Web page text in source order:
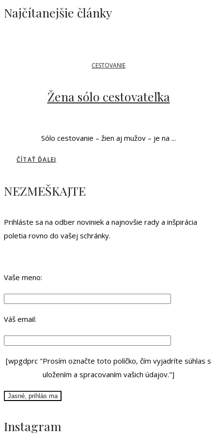
Najčítanejšie články
CESTOVANIE
Žena sólo cestovateľka
Sólo cestovanie – žien aj mužov – je na ...
ČÍTAŤ ĎALEJ
NEZMEŠKAJTE
Prihláste sa na odber noviniek a najnovšie rady a inšpirácia
poletia rovno do vašej schránky.
Vaše meno:
Váš email:
[wpgdprc "Prosím označte toto políčko, čím vyjadríte súhlas s
uložením a spracovaním vašich údajov."]
Instagram